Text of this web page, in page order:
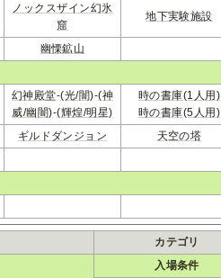
ノックスザイン幻氷
窟
地下実験施設
幽慄鉱山
幻神殿堂-(光/闇)-(神
威/幽闇)-(輝煌/明星)
時の書庫(1人用)
時の書庫(5人用)
ギルドダンジョン
天空の塔
カテゴリ
入場条件